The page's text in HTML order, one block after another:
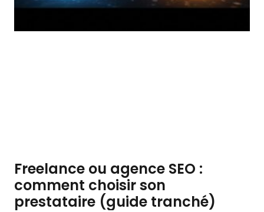
Freelance ou agence SEO :
comment choisir son
prestataire (guide tranché)